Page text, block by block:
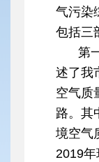
气污染
包括三
第
述了我
空气质
路。其
境空气
2019